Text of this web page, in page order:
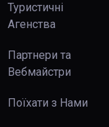
Туристичні
Агенства
Партнери та
Вебмайстри
Поїхати з Нами